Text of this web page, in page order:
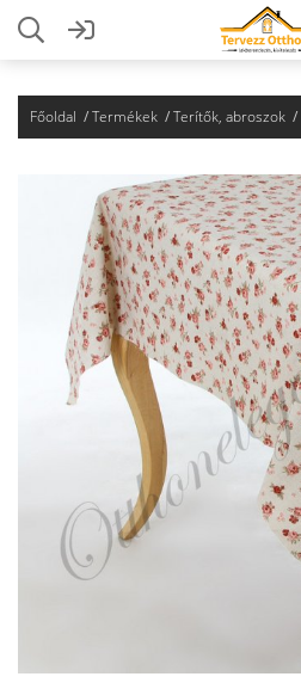
Főoldal Termékek Terítők, abroszok